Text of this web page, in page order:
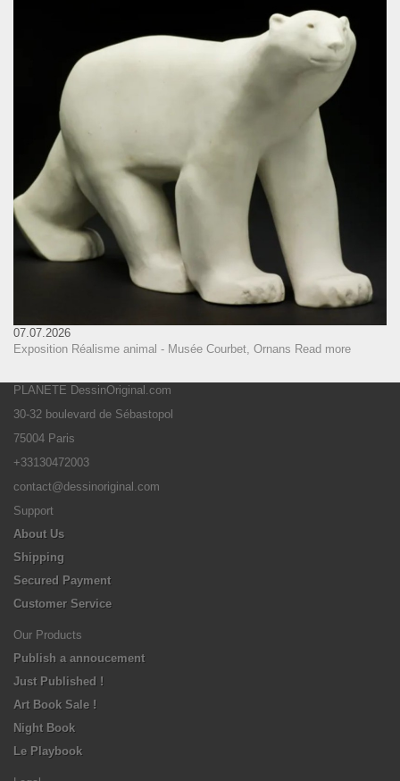
07.07.2026
Exposition Réalisme animal - Musée Courbet, Ornans Read more
PLANETE DessinOriginal.com
30-32 boulevard de Sébastopol
75004 Paris
+33130472003
contact@dessinoriginal.com
Support
About Us
Shipping
Secured Payment
Customer Service
Our Products
Publish a annoucement
Just Published !
Art Book Sale !
Night Book
Le Playbook